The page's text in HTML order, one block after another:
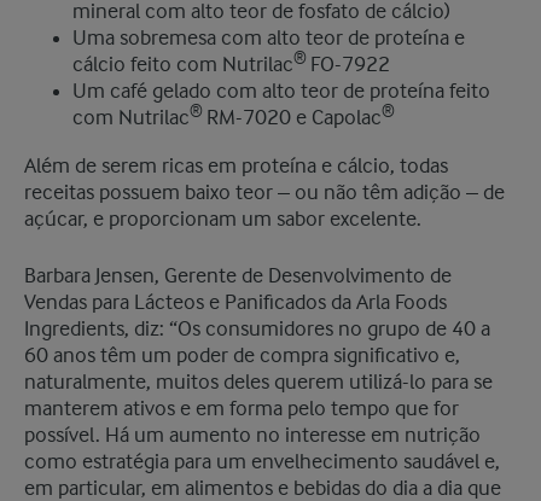
mineral com alto teor de fosfato de cálcio)
Uma sobremesa com alto teor de proteína e
cálcio feito com Nutrilac® FO-7922
Um café gelado com alto teor de proteína feito
com Nutrilac® RM-7020 e Capolac®
Além de serem ricas em proteína e cálcio, todas
receitas possuem baixo teor – ou não têm adição – de
açúcar, e proporcionam um sabor excelente.
Barbara Jensen, Gerente de Desenvolvimento de
Vendas para Lácteos e Panificados da Arla Foods
Ingredients, diz: “Os consumidores no grupo de 40 a
60 anos têm um poder de compra significativo e,
naturalmente, muitos deles querem utilizá-lo para se
manterem ativos e em forma pelo tempo que for
possível. Há um aumento no interesse em nutrição
como estratégia para um envelhecimento saudável e,
em particular, em alimentos e bebidas do dia a dia que